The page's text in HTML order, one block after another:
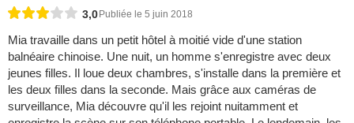
3,0Publiée le 5 juin 2018
Mia travaille dans un petit hôtel à moitié vide d'une station
balnéaire chinoise. Une nuit, un homme s'enregistre avec deux
jeunes filles. Il loue deux chambres, s'installe dans la première et
les deux filles dans la seconde. Mais grâce aux caméras de
surveillance, Mia découvre qu'il les rejoint nuitamment et